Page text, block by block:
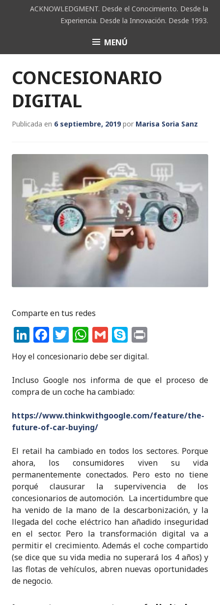
ACKNOWLEDGMENT. Desde el Conocimiento. Desde la
Experiencia. Desde la Innovación. Desde 1993.
ACK MENÚ
CONCESIONARIO
DIGITAL
Publicada en 6 septiembre, 2019por Marisa Soria Sanz
Comparte en tus redes
Li
n
k
e
dI
n
F
a
c
e
b
o
o
k
T
w
it
te
r
W
h
a
ts
A
p
p
G
m
ai
l
S
k
y
p
e
n
t
Hoy el concesionario debe ser digital.
Incluso Google nos informa de que el proceso de
compra de un coche ha cambiado:
https://www.thinkwithgoogle.com/feature/the-
future-of-car-buying/
El retail ha cambiado en todos los sectores. Porque
ahora, los consumidores viven su vida
permanentemente conectados. Pero esto no tiene
porqué clausurar la supervivencia de los
concesionarios de automoción. La incertidumbre que
ha venido de la mano de la descarbonización, y la
llegada del coche eléctrico han añadido inseguridad
en el sector. Pero la transformación digital va a
permitir el crecimiento. Además el coche compartido
(se dice que su vida media no superará los 4 años) y
las flotas de vehículos, abren nuevas oportunidades
de negocio.